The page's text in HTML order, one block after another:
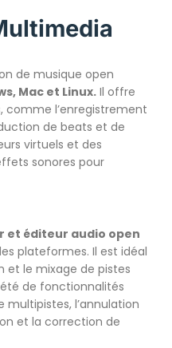
de musique open
Mac et Linux. Il offre
comme l’enregistrement
de beats et de
virtuels et des
sonores pour
et éditeur audio open
plateformes. Il est idéal
et le mixage de pistes
de fonctionnalités
multipistes, l’annulation
et la correction de